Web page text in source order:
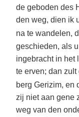
de geboden des
den weg, dien ik
na te wandelen,
geschieden, als
ingebracht in het
te erven; dan
berg Gerizim, en
zij niet aan gene
weg van den